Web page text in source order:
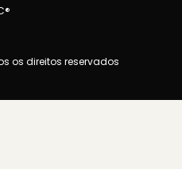
os direitos reservados